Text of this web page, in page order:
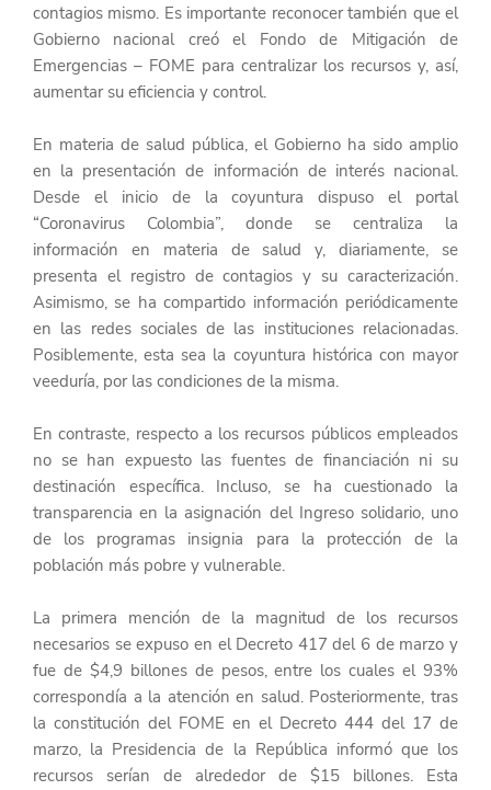
contagios mismo. Es importante reconocer también que el
Gobierno nacional creó el Fondo de Mitigación de
Emergencias – FOME para centralizar los recursos y, así,
aumentar su eficiencia y control.
En materia de salud pública, el Gobierno ha sido amplio
en la presentación de información de interés nacional.
Desde el inicio de la coyuntura dispuso el portal
“Coronavirus Colombia”, donde se centraliza la
información en materia de salud y, diariamente, se
presenta el registro de contagios y su caracterización.
Asimismo, se ha compartido información periódicamente
en las redes sociales de las instituciones relacionadas.
Posiblemente, esta sea la coyuntura histórica con mayor
veeduría, por las condiciones de la misma.
En contraste, respecto a los recursos públicos empleados
no se han expuesto las fuentes de financiación ni su
destinación específica. Incluso, se ha cuestionado la
transparencia en la asignación del Ingreso solidario, uno
de los programas insignia para la protección de la
población más pobre y vulnerable.
La primera mención de la magnitud de los recursos
necesarios se expuso en el Decreto 417 del 6 de marzo y
fue de $4,9 billones de pesos, entre los cuales el 93%
correspondía a la atención en salud. Posteriormente, tras
la constitución del FOME en el Decreto 444 del 17 de
marzo, la Presidencia de la República informó que los
recursos serían de alrededor de $15 billones. Esta